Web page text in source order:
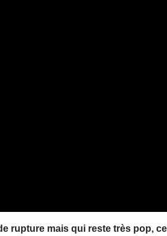
rupture mais qui reste très pop,